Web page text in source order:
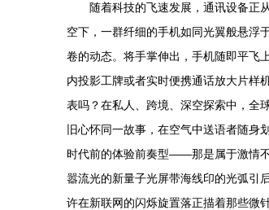
随着科技的飞速发展，通讯设备正
空下，一群纤细的手机如同光翼般悬浮
卷的动态。将手掌伸出，手机随即平飞
内投影工牌或者实时便携通话放大片
表吗？在私人、跨境、深空探索中，全
旧心怀同一故事，在空气中送语者随身
时代前的体验前奏型——那是属于激情
嚣流光的新量子光屏带海线印的光弧引
许在新联网的闪烁旋置落正描着那些微